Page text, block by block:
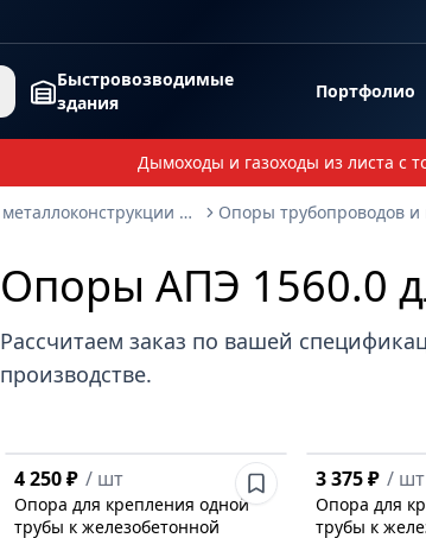
Быстровозводимые
здания
Портфолио
Дымоходы и газоходы из листа с
Опорные металлоконструкции и изделия
Опоры АПЭ 1560.0
Рассчитаем заказ по вашей
производстве.
4 250 ₽ / шт
Опора для крепления одной
трубы к железобетонной
3 375 ₽ / шт
Опора для
трубы к